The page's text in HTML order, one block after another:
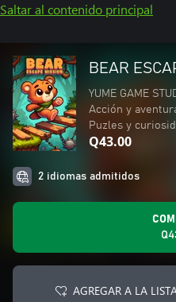
Saltar al contenido principal
BEAR
YUME GAME
Acción y
Puzles y
Q43.00
2 idiomas admitidos
AGREGAR A LA